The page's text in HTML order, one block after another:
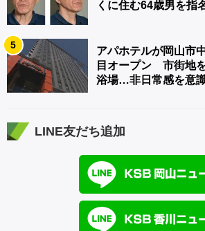
くに住む64歳男を指
5
アパホテルが岡山市
目オープン 市街地
浴場…非日常感を意
LINE友だち追加